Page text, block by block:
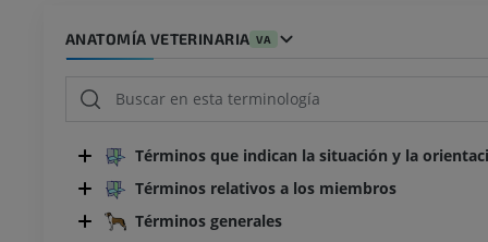
ANATOMÍA VETERINARIA VA
Términos que indican la situación y la
Términos relativos a los miembros
Términos generales